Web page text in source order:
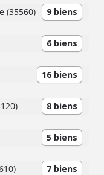
(35560) 9 biens
6 biens
16 biens
8 biens
5 biens
7 biens